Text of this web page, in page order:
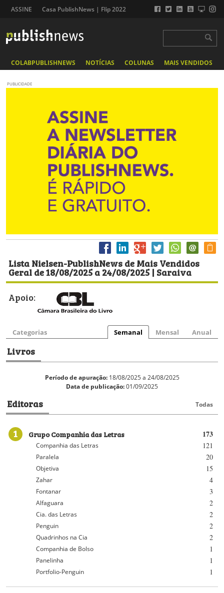
ASSINE Casa PublishNews | Flip 2022
COLABPUBLISHNEWS NOTÍCIAS COLUNAS MAIS VENDIDOS
PUBLICIDADE
Lista Nielsen-PublishNews de Mais Vendidos
Geral de 18/08/2025 a 24/08/2025 | Saraiva
Apoio:
Categorias Semanal Mensal Anual
Livros
Período de apuração:18/08/2025 a 24/08/2025
Data de publicação:01/09/2025
Editoras Todas
1 173
Grupo Companhia das Letras
121
Companhia das Letras
20
Paralela
15
Objetiva
4
Zahar
3
Fontanar
2
Alfaguara
2
Cia. das Letras
2
Penguin
2
Quadrinhos na Cia
1
Companhia de Bolso
1
Panelinha
1
Portfolio-Penguin